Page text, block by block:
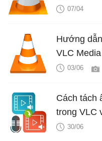
07/04
Hướng
VLC
03/06
Cách tách
trong VLC
30/06